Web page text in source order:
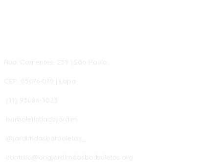
Rua: Corrientes, 239 | São Paulo
CEP: 05076-010 | Lapa
(11) 93086-3023
borboletinhadojardim
@jardimdasborboletas_
contato@ongjardimdasborboletas.org